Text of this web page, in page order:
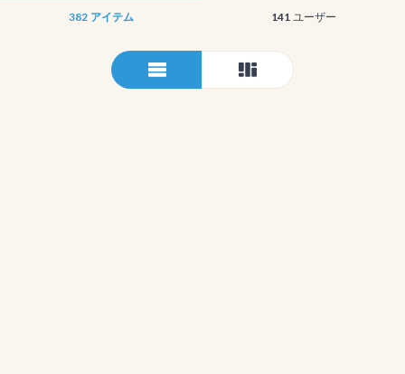
382 アイテム 141 ユーザー